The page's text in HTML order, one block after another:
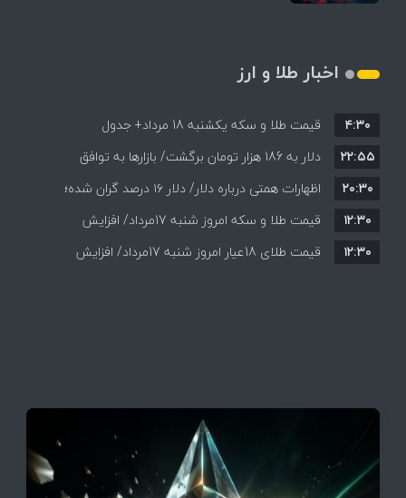
اخبار طلا و ارز
قیمت طلا و سکه یکشنبه 18 مرداد+ جدول
۴:۳۰
دلار به 186 هزار تومان برگشت/ بازارها به توافق
احتمالی هرمز چه واکنشی نشان دادند؟
۲۲:۵۵
اظهارات همتی درباره دلار/ دلار ۱۶ درصد گران شده؛
این افزایش طبیعی است
۲۰:۳۰
قیمت طلا و سکه امروز شنبه 17مرداد/ افزایش
همه قیمت ها + جدول و جزئیات
۱۲:۳۰
قیمت طلای 18عیار امروز شنبه 17مرداد/ افزایش
۱۲:۳۰